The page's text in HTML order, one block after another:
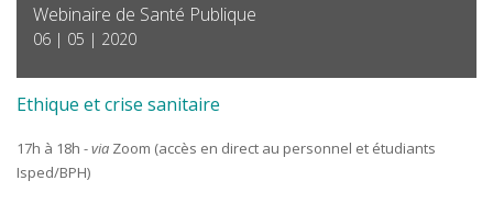
Webinaire de Santé Publique
06 | 05 | 2020
Ethique et crise sanitaire
17h à 18h -via Zoom (accès en direct au personnel et étudiants
Isped/BPH)